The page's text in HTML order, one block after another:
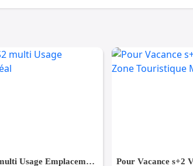
Excellent Apt S2 multi Usage Emplacement idéal